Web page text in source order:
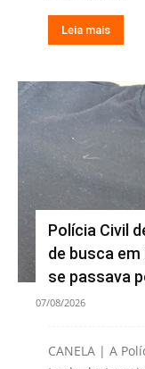
Leia mais
Polícia Civil
de busca
se passava
07/08/2026
CANELA | A